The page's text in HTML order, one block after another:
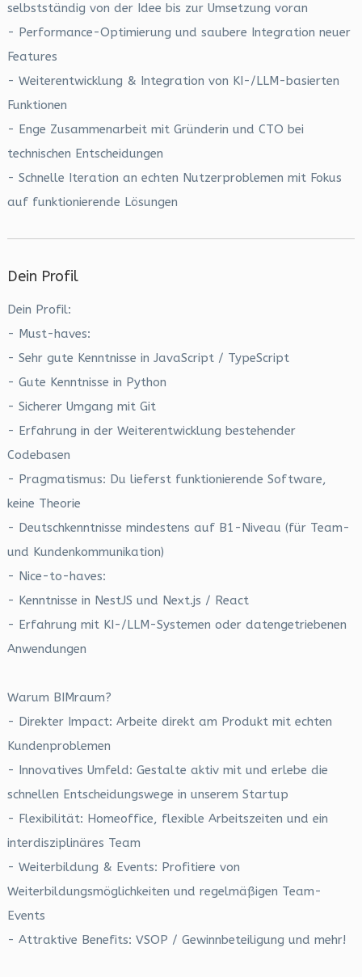
selbstständig von der Idee bis zur Umsetzung voran
- Performance-Optimierung und saubere Integration neuer
Features
- Weiterentwicklung & Integration von KI-/LLM-basierten
Funktionen
- Enge Zusammenarbeit mit Gründerin und CTO bei
technischen Entscheidungen
- Schnelle Iteration an echten Nutzerproblemen mit Fokus
auf funktionierende Lösungen
Dein Profil
Dein Profil:
- Must-haves:
- Sehr gute Kenntnisse in JavaScript / TypeScript
- Gute Kenntnisse in Python
- Sicherer Umgang mit Git
- Erfahrung in der Weiterentwicklung bestehender
Codebasen
- Pragmatismus: Du lieferst funktionierende Software,
keine Theorie
- Deutschkenntnisse mindestens auf B1-Niveau (für Team-
und Kundenkommunikation)
- Nice-to-haves:
- Kenntnisse in NestJS und Next.js / React
- Erfahrung mit KI-/LLM-Systemen oder datengetriebenen
Anwendungen
Warum BIMraum?
- Direkter Impact: Arbeite direkt am Produkt mit echten
Kundenproblemen
- Innovatives Umfeld: Gestalte aktiv mit und erlebe die
schnellen Entscheidungswege in unserem Startup
- Flexibilität: Homeoffice, flexible Arbeitszeiten und ein
interdisziplinäres Team
- Weiterbildung & Events: Profitiere von
Weiterbildungsmöglichkeiten und regelmäßigen Team-
Events
- Attraktive Benefits: VSOP / Gewinnbeteiligung und mehr!